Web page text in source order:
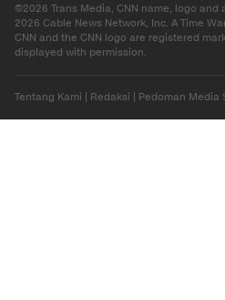
©2026 Trans Media, CNN name, logo
2026 Cable News Network, Inc. A Time
CNN and the CNN logo are registered
displayed with permission.
Tentang Kami | Redaksi | Pedoman Media